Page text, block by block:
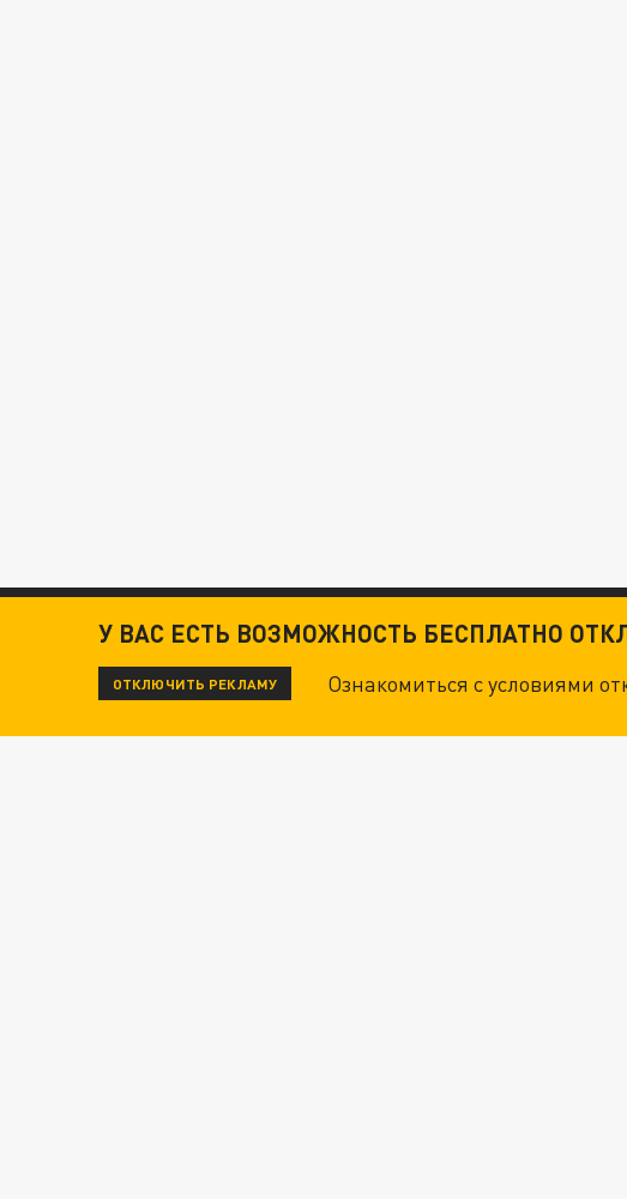
У ВАС ЕСТЬ ВОЗМОЖНОСТЬ БЕСПЛАТНО
ОТКЛЮЧИТЬ РЕКЛАМУ Ознакомиться с условиями